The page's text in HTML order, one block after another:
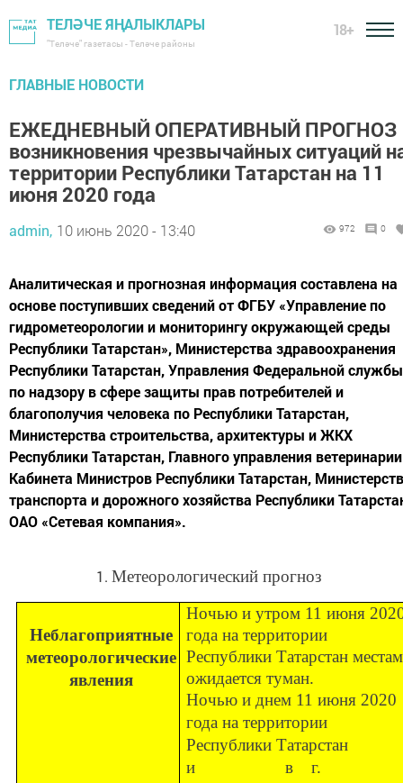
ТЕЛӘЧЕ ЯҢАЛЫКЛАРЫ
"Теләче" газетасы - Теләче районы
18+
ГЛАВНЫЕ НОВОСТИ
ЕЖЕДНЕВНЫЙ ОПЕРАТИВНЫЙ ПРОГНОЗ
возникновения чрезвычайных ситуаций
территории Республики Татарстан на 11
июня 2020 года
admin, 10 июнь 2020 - 13:40 972 0
Аналитическая и прогнозная информация составлена на
основе поступивших сведений от ФГБУ «Управление по
гидрометеорологии и мониторингу окружающей среды
Республики Татарстан», Министерства здравоохранения
Республики Татарстан, Управления Федеральной службы
по надзору в сфере защиты прав потребителей и
благополучия человека по Республики Татарстан,
Министерства строительства, архитектуры и ЖКХ
Республики Татарстан, Главного управления ветеринарии
Кабинета Министров Республики Татарстан,
транспорта и дорожного хозяйства Республики
ОАО «Сетевая компания».
Метеорологический прогноз
Неблагоприятные
метеорологические
явления
Ночью и утром 11 июня
года на территории
Республики Татарстан
ожидается туман.
Ночью и днем 11 июня 2020
года на территории
Республики Татарстан
и в г.